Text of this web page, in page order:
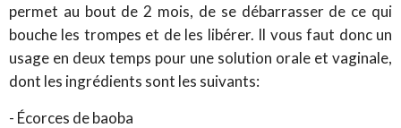
permet au bout de 2 mois, de se débarrasser de ce qui
bouche les trompes et de les libérer. Il vous faut donc un
usage en deux temps pour une solution orale et vaginale,
dont les ingrédients sont les suivants:
- Écorces de baoba